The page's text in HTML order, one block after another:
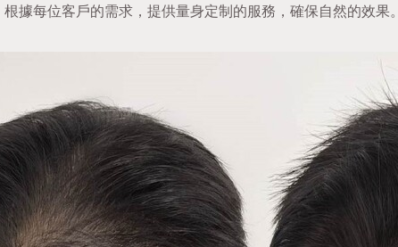
根據每位客戶的需求，提供量身定制的服務，確保自然的效果。